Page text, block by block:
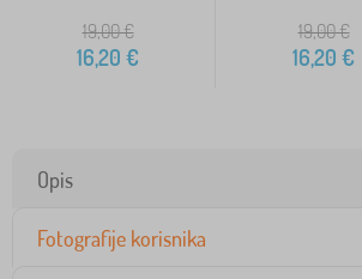
19,00€
16,20 €
19,00€
16,20 €
Opis
Fotografije korisnika